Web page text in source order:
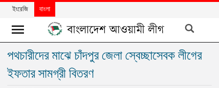
খবর
দলের
ইংরেজি বাংলা
পথচারীদের মাঝে চাঁদপুর জেলা স্বেচ্ছাসেবক লীগের
ইফতার সামগ্রী বিতরণ